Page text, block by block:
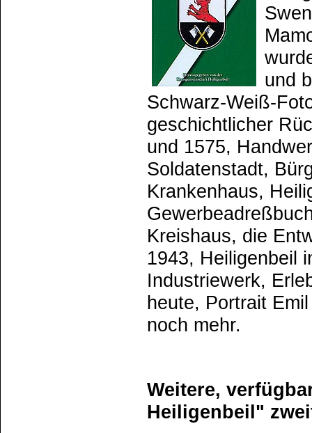
und
Schwarz-Weiß-
geschichtlicher
und 1575,
Soldatenstadt,
Krankenhaus,
Kreishaus, die
1943, Heiligenbeil
Industriewerk,
heute, Portrait
noch mehr.
Weitere,
Heiligenbeil"